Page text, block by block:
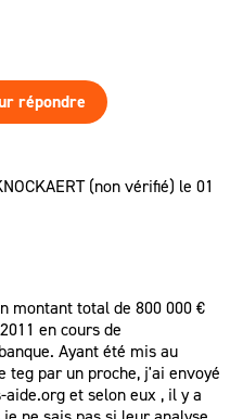
répondre
(non vérifié) le 01
montant total de 800 000 €
en cours de
Ayant été mis au
teg par un proche, j'ai envoyé
et selon eux , il y a